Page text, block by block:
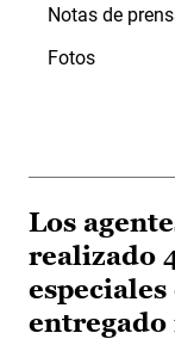
Notas de
Fotos
Los
realizado
entregado